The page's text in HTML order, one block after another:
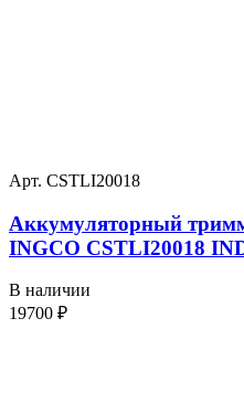
Арт. CSTLI20018
Аккумуляторный
INGCO CSTLI20018
В наличии
19700 ₽